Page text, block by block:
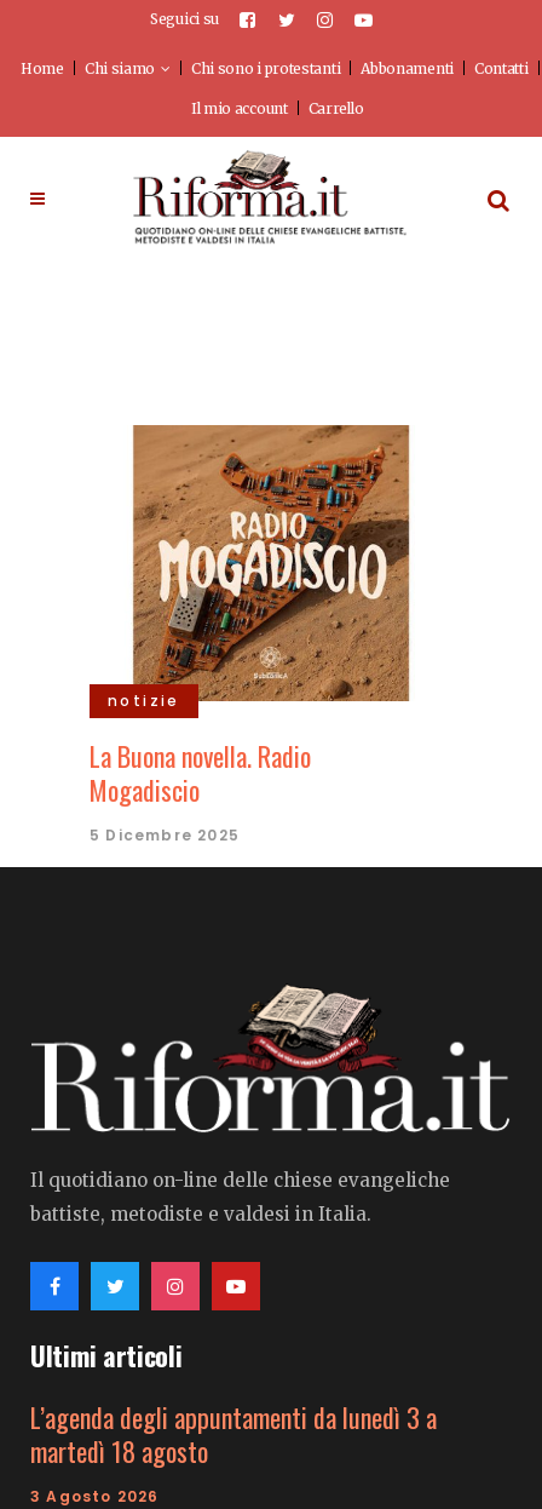
Seguici su
Home Chi siamo Chi sono i protestanti Abbonamenti Contatti
Il mio account Carrello
notizie
La Buona novella. Radio
Mogadiscio
5 Dicembre 2025
Il quotidiano on-line delle chiese evangeliche
battiste, metodiste e valdesi in Italia.
Ultimi articoli
L’agenda degli appuntamenti da lunedì 3 a
martedì 18 agosto
3 Agosto 2026